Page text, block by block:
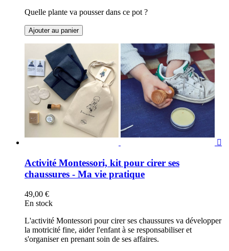
Quelle plante va pousser dans ce pot ?
Ajouter au panier

Activité Montessori, kit pour cirer ses
chaussures - Ma vie pratique
49,00 €
En stock
L'activité Montessori pour cirer ses chaussures va développer
la motricité fine, aider l'enfant à se responsabiliser et
s'organiser en prenant soin de ses affaires.